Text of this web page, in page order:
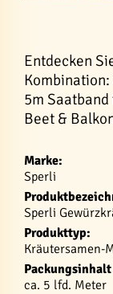
Entdecken
5m
Beet &
Marke:
Sperli
Sperli
Produkttyp:
Kräutersamen-
ca. 5 lfd. Meter